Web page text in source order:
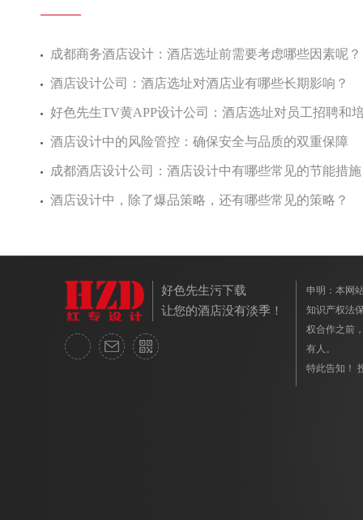
成都商务酒店设计：酒店选址前需要考虑哪些因素呢？
酒店设计公司：酒店选址对酒店业有哪些长期影响？
好色先生TV黄APP设计公司：酒店选址对员工招聘和
酒店设计中的风险管控：确保安全与品质的双重保障
成都酒店设计公司：酒店设计中有哪些常见的节能措施
酒店设计中，除了爆品策略，还有哪些常见的策略？
好色先生污下载
让您的酒店没有淡季！
申明：本
知识产权法保
权合作之前
有人。
特此告知！